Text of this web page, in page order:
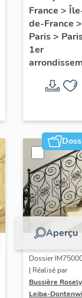
d'appui,
escalier
la
porte
cochère
(non
France >
de-France >
Paris>
1er
Aperçu
Dossier
| Réalisé par
Bussière
Leiba-